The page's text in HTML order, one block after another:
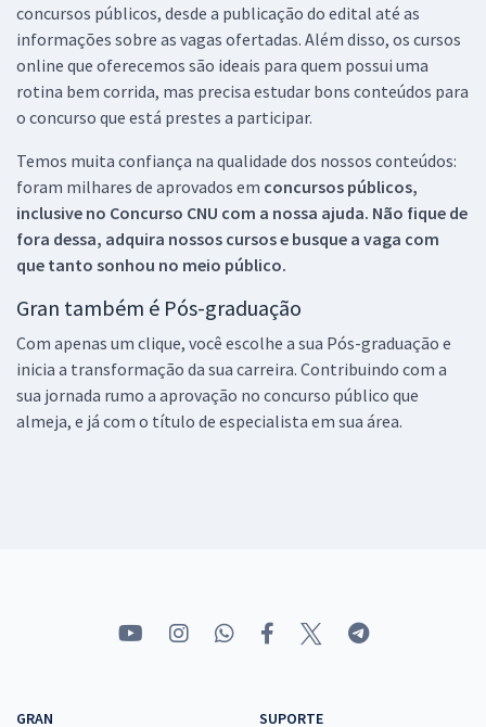
concursos públicos, desde a publicação do edital até as
informações sobre as vagas ofertadas. Além disso, os cursos
online que oferecemos são ideais para quem possui uma
rotina bem corrida, mas precisa estudar bons conteúdos para
o concurso que está prestes a participar.
Temos muita confiança na qualidade dos nossos conteúdos:
foram milhares de aprovados em concursos públicos,
inclusive no Concurso CNU com a nossa ajuda. Não fique de
fora dessa, adquira nossos cursos e busque a vaga com
que tanto sonhou no meio público.
Gran também é Pós-graduação
Com apenas um clique, você escolhe a sua Pós-graduação e
inicia a transformação da sua carreira. Contribuindo com a
sua jornada rumo a aprovação no concurso público que
almeja, e já com o título de especialista em sua área.
GRAN
SUPORTE